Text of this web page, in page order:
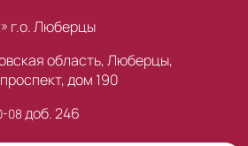
г.о. Люберцы
область, Люберцы,
дом 190
08 доб. 246